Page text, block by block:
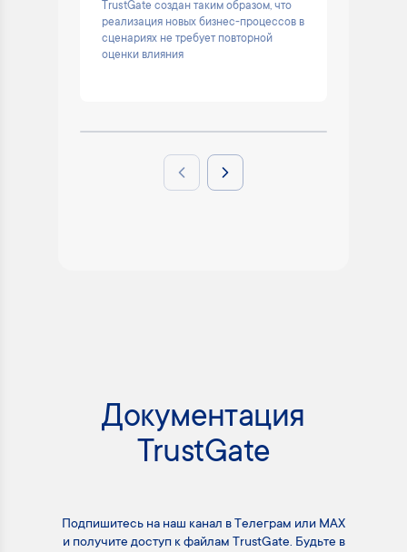
TrustGate создан таким образом, что
реализация новых бизнес-процессов в
сценариях не требует повторной
оценки влияния
Previous slideNext slide
Документация
TrustGate
Подпишитесь на наш канал в Телеграм или MAX
и получите доступ к файлам TrustGate. Будьте в